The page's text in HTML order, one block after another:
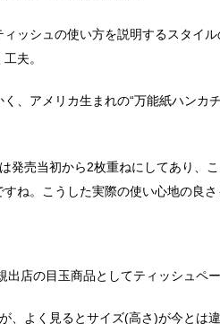
ッシュの使い方を説明するスタイ
夫。
、アメリカ生まれの“万能紙ハンカ
発売当初から2枚重ねにしてあり、
ね。こうした実際の使い心地の良さ
店の目玉商品としてティッシュペ
、よく見るとサイズ(高さ)が今とは